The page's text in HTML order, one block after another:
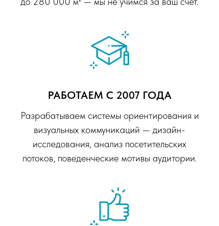
РАБОТАЕМ С 2007 ГОДА
Разрабатываем системы ориентирования и
визуальных коммуникаций — дизайн-
исследования, анализ посетительских
потоков, поведенческие мотивы аудитории.